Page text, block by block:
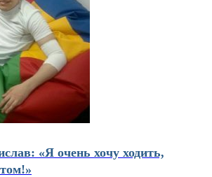
«Я очень хочу ходить,